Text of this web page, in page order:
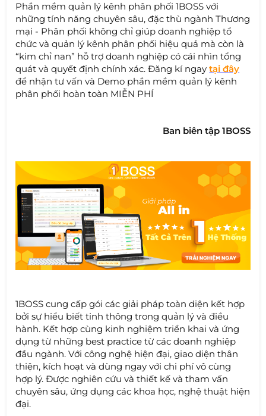
Phần mềm quản lý kênh phân phối 1BOSS với
những tính năng chuyên sâu, đặc thù ngành Thương
mại - Phân phối không chỉ giúp doanh nghiệp tổ
chức và quản lý kênh phân phối hiệu quả mà còn là
“kim chỉ nan” hỗ trợ doanh nghiệp có cái nhìn tổng
quát và quyết định chính xác. Đăng kí ngaytại đây
để nhận tư vấn và Demo phần mềm quản lý kênh
phân phối hoàn toàn MIỄN PHÍ
Ban biên tập 1BOSS
1BOSS cung cấp gói các giải pháp toàn diện kết hợp
bởi sự hiểu biết tinh thông trong quản lý và điều
hành. Kết hợp cùng kinh nghiệm triển khai và ứng
dụng từ những best practice từ các doanh nghiệp
đầu ngành. Với công nghệ hiện đại, giao diện thân
thiện, kích hoạt và dùng ngay với chi phí vô cùng
hợp lý. Được nghiên cứu và thiết kế và tham vấn
chuyên sâu, ứng dụng các khoa học, nghệ thuật hiện
đại.